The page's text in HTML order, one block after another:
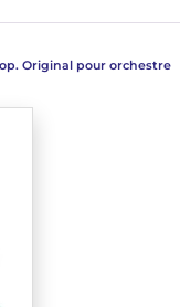
Original pour orchestre